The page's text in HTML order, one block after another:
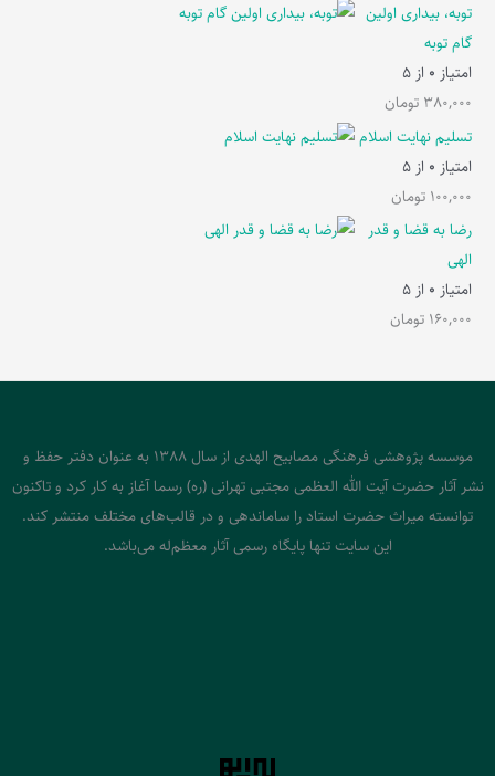
توبه، بیداری اولین
گام توبه
امتیاز 0 از 5
380,000 تومان
تسلیم نهایت اسلام
امتیاز 0 از 5
100,000 تومان
رضا به قضا و قدر
الهی
امتیاز 0 از 5
160,000 تومان
موسسه پژوهشی فرهنگی مصابیح الهدی از سال 1388 به عنوان دفتر حفظ و
نشر آثار حضرت آیت الله العظمی مجتبی تهرانی (ره) رسما آغاز به کار کرد و تاکنون
توانسته میراث حضرت استاد را ساماندهی و در قالب‌های مختلف منتشر کند.
این سایت تنها پایگاه رسمی آثار معظم‌له می‌باشد.